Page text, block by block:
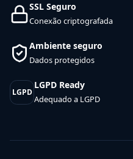
SSL Seguro
Conexão criptografada
Ambiente seguro
Dados protegidos
LGPD
LGPD Ready
Adequado a LGPD